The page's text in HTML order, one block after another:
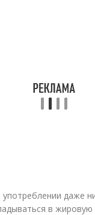
даже
в жировую